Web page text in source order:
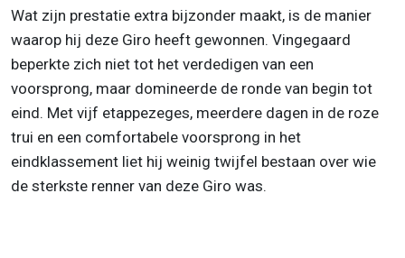
Wat zijn prestatie extra bijzonder maakt, is de manier
waarop hij deze Giro heeft gewonnen. Vingegaard
beperkte zich niet tot het verdedigen van een
voorsprong, maar domineerde de ronde van begin tot
eind. Met vijf etappezeges, meerdere dagen in de roze
trui en een comfortabele voorsprong in het
eindklassement liet hij weinig twijfel bestaan over wie
de sterkste renner van deze Giro was.